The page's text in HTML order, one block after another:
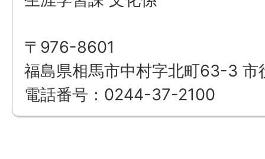
〒976-8601
福島県相馬市中村字北町63-3 市
電話番号：0244-37-2100